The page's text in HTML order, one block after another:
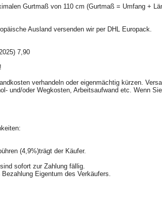
Gurtmaß von 110 cm (Gurtmaß = Umfang +
Ausland versenden wir per DHL Europack.
7,90
verhandeln oder eigenmächtig kürzen.
und/oder Wegkosten, Arbeitsaufwand etc. Wenn
(4,9%)trägt der Käufer.
sofort zur Zahlung fällig.
Eigentum des Verkäufers.